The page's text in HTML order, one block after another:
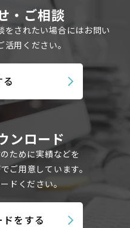
・ご相談
をされたい場合にはお問い
活用ください。
ンロード
ために実績などを
ご用意しています。
ドください。
をする